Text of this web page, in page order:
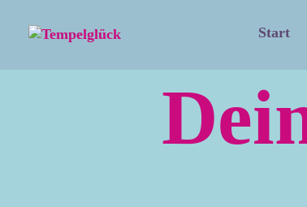
Start